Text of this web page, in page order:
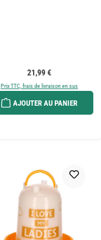
Prix régulier :
21,99 €
Prix TTC, frais de livraison en sus
AJOUTER AU PANIER